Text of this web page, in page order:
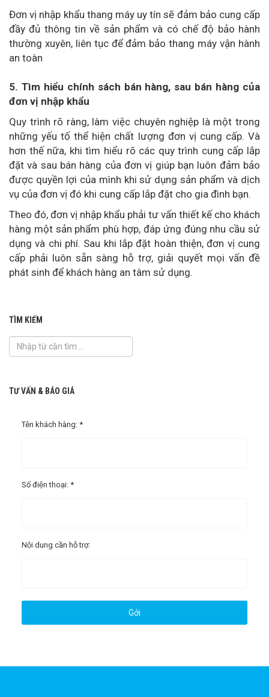
Đơn vị nhập khẩu thang máy uy tín sẽ đảm bảo cung cấp
đầy đủ thông tin về sản phẩm và có chế độ bảo hành
thường xuyên, liên tục để đảm bảo thang máy vận hành
an toàn
5. Tìm hiểu chính sách bán hàng, sau bán hàng của
đơn vị nhập khẩu
Quy trình rõ ràng, làm việc chuyên nghiệp là một trong
những yếu tố thể hiện chất lượng đơn vị cung cấp. Và
hơn thế nữa, khi tìm hiểu rõ các quy trình cung cấp lắp
đặt và sau bán hàng của đơn vị giúp bạn luôn đảm bảo
được quyền lợi của mình khi sử dụng sản phẩm và dịch
vụ của đơn vị đó khi cung cấp lắp đặt cho gia đình bạn.
Theo đó, đơn vị nhập khẩu phải tư vấn thiết kế cho khách
hàng một sản phẩm phù hợp, đáp ứng đúng nhu cầu sử
dụng và chi phí. Sau khi lắp đặt hoàn thiện, đơn vị cung
cấp phải luôn sẵn sàng hỗ trợ, giải quyết mọi vấn đề
phát sinh để khách hàng an tâm sử dụng.
TÌM KIẾM
TƯ VẤN & BÁO GIÁ
Tên khách hàng: *
Số điện thoại: *
Nội dung cần hỗ trợ: